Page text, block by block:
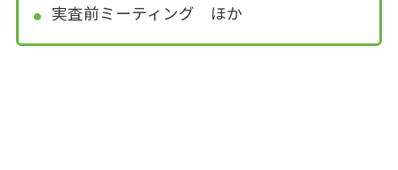
実査前ミーティング ほか